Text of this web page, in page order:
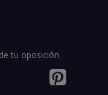
tu oposición.